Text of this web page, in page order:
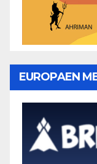
EUROPAEN